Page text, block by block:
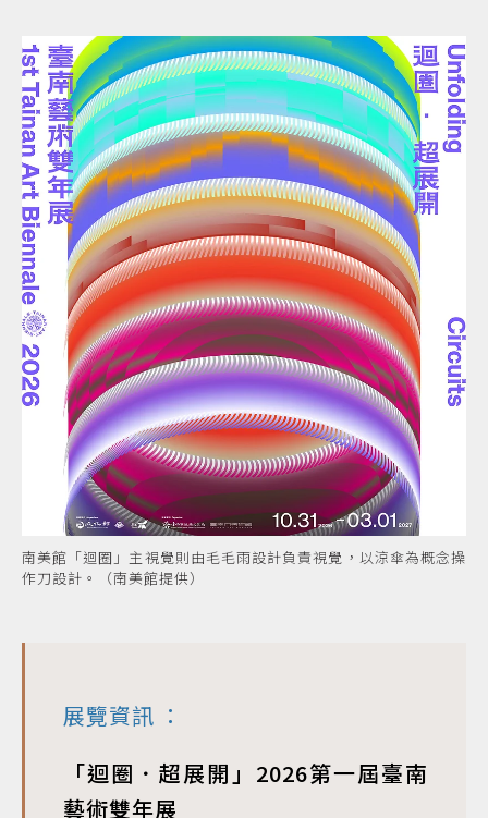
南美館「迴圈」主視覺則由毛毛雨設計負責視覺，以涼傘為概念操
作刀設計。（南美館提供）
展覽資訊 ：
「迴圈．超展開」2026第一屆臺南
藝術雙年展